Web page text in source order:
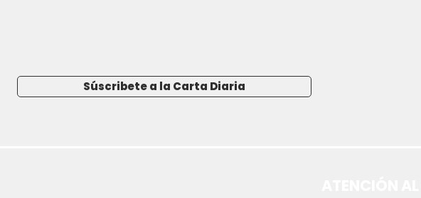
Súscribete a la Carta Diaria